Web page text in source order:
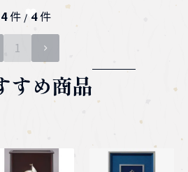
件 / 4件
1ページ目
すめ商品